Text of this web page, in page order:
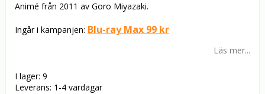
Animé från 2011 av Goro Miyazaki.
Ingår i kampanjen: Blu-ray Max 99 kr
Läs mer...
I lager: 9
Leverans: 1-4 vardagar